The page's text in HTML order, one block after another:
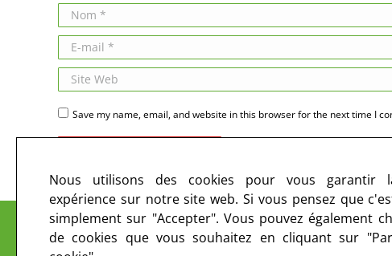
Nom *
E-mail *
Site Web
Save my name, email, and website in this browser for the next time I
Le CIRC sur les ondes et sur le web
Nous utilisons des cookies pour vous garantir
expérience sur notre site web. Si vous pensez que
simplement sur "Accepter". Vous pouvez également
de cookies que vous souhaitez en cliquant sur